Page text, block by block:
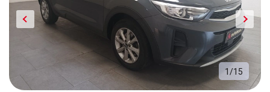
1 /15